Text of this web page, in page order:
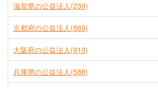
滋賀県の公益法人(239)
京都府の公益法人(569)
大阪府の公益法人(910)
兵庫県の公益法人(588)